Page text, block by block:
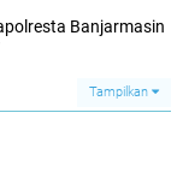
Banjarmasin
Tampilkan